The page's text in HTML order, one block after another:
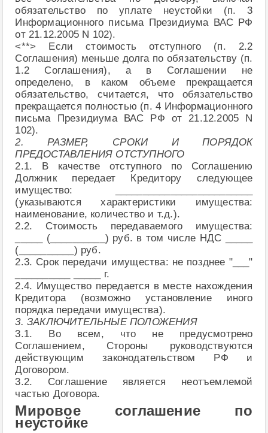
обязательство по уплате неустойки (п. 3
Информационного письма Президиума ВАС РФ
от 21.12.2005 N 102).
<**> Если стоимость отступного (п. 2.2
Соглашения) меньше долга по обязательству (п.
1.2 Соглашения), а в Соглашении не
определено, в каком объеме прекращается
обязательство, считается, что обязательство
прекращается полностью (п. 4 Информационного
письма Президиума ВАС РФ от 21.12.2005 N
102).
2. РАЗМЕР, СРОКИ И ПОРЯДОК
ПРЕДОСТАВЛЕНИЯ ОТСТУПНОГО
2.1. В качестве отступного по Соглашению
Должник передает Кредитору следующее
имущество: _________________________
(указываются характеристики имущества:
наименование, количество и т.д.).
2.2. Стоимость передаваемого имущества:
_____ (__________) руб. в том числе НДС _____
(__________) руб.
2.3. Срок передачи имущества: не позднее "___"
__________ _____ г.
2.4. Имущество передается в месте нахождения
Кредитора (возможно установление иного
порядка передачи имущества).
3. ЗАКЛЮЧИТЕЛЬНЫЕ ПОЛОЖЕНИЯ
3.1. Во всем, что не предусмотрено
Соглашением, Стороны руководствуются
действующим законодательством РФ и
Договором.
3.2. Соглашение является неотъемлемой
частью Договора.
Мировое соглашение по
неустойке